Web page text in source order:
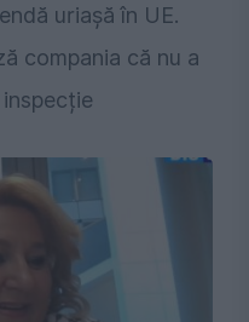
uriașă în UE.
compania că nu a